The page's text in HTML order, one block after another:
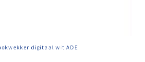
digitaal wit ADE